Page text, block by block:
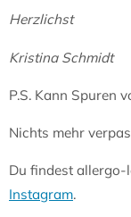
Herzlichst
Kristina Schmidt
P.S. Kann Spuren
Nichts mehr
Du findest allergo-
Instagram.